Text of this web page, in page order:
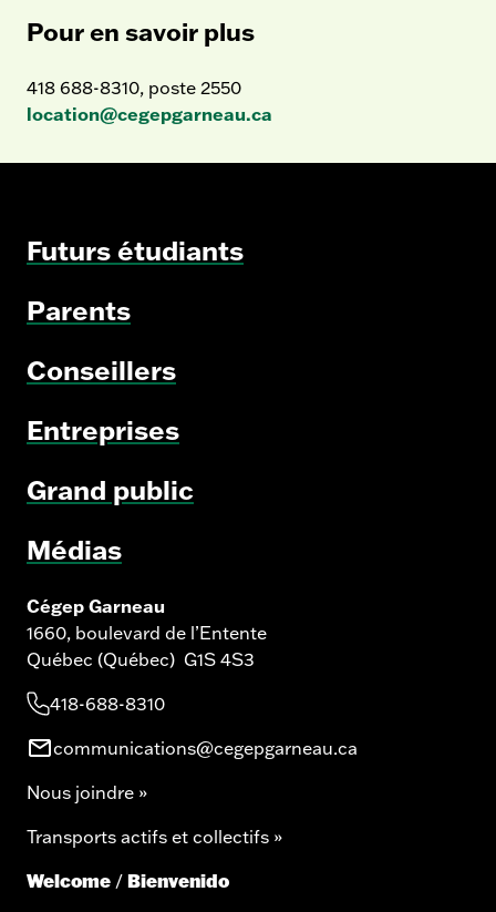
Pour en savoir plus
418 688-8310, poste 2550
location@cegepgarneau.ca
Cégep Garneau
1660, boulevard de l’Entente
Québec (Québec) G1S 4S3
418-688-8310
communications@cegepgarneau.ca
Nous joindre »
Transports actifs et collectifs »
Welcome / Bienvenido
Futurs étudiants
Parents
Conseillers
Entreprises
Grand public
Médias